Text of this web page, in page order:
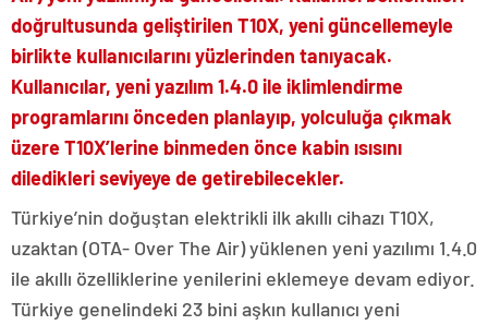
doğrultusunda geliştirilen T10X, yeni güncellemeyle
birlikte kullanıcılarını yüzlerinden tanıyacak.
Kullanıcılar, yeni yazılım 1.4.0 ile iklimlendirme
programlarını önceden planlayıp, yolculuğa çıkmak
üzere T10X’lerine binmeden önce kabin ısısını
diledikleri seviyeye de getirebilecekler.
Türkiye’nin doğuştan elektrikli ilk akıllı cihazı T10X,
uzaktan (OTA- Over The Air) yüklenen yeni yazılımı 1.4.0
ile akıllı özelliklerine yenilerini eklemeye devam ediyor.
Türkiye genelindeki 23 bini aşkın kullanıcı yeni